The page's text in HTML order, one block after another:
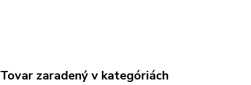
Tovar zaradený v kategóriách